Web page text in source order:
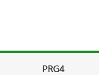
PRG4